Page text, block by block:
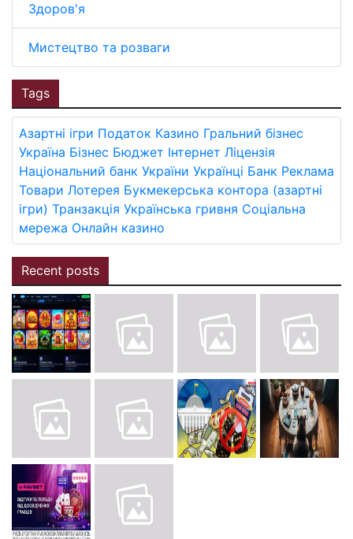
Здоров'я
Мистецтво та розваги
Tags
Азартні ігри Податок Казино Гральний бізнес
Україна Бізнес Бюджет Інтернет Ліцензія
Національний банк України Українці Банк Реклама
Товари Лотерея Букмекерська контора (азартні
ігри) Транзакція Українська гривня Соціальна
мережа Онлайн казино
Recent posts